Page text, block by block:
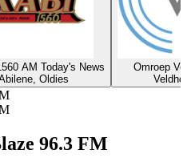
AM Today's News
Oldies
Omroep
96.3 FM